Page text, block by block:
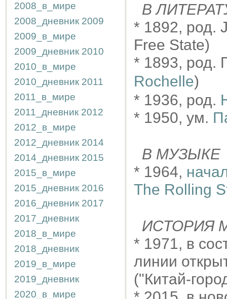
2008_в_мире
2008_дневник 2009
2009_в_мире
2009_дневник 2010
2010_в_мире
2010_дневник 2011
2011_в_мире
2011_дневник 2012
2012_в_мире
2012_дневник 2014
2014_дневник 2015
2015_в_мире
2015_дневник 2016
2016_дневник 2017
2017_дневник
2018_в_мире
2018_дневник
2019_в_мире
2019_дневник
2020_в_мире
В
* 1892, род.
Free State)
* 1893, род.
Rochelle)
* 1936, род.
* 1950, ум.
В МУЗЫКЕ
* 1964,
The Rolling
ИСТОРИЯ
* 1971, в
линии
("Китай-